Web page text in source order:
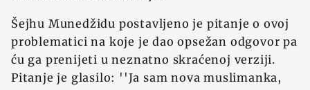
Šejhu Munedžidu postavljeno je pitanje o ovoj
problematici na koje je dao opsežan odgovor pa
ću ga prenijeti u neznatno skraćenoj verziji.
Pitanje je glasilo: ''Ja sam nova muslimanka,